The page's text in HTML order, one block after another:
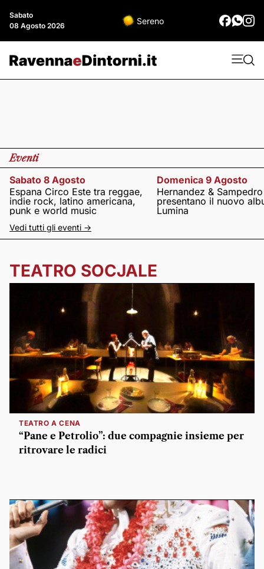
Sabato
08 Agosto 2026
Sereno
Eventi
Sabato 8 Agosto
Espana Circo Este tra reggae,
indie rock, latino americana,
punk e world music
Domenica 9 Agosto
Hernandez & Sampedro
presentano il nuovo
Lumina
Vedi tutti gli eventi ->
TEATRO SOCJALE
TEATRO A CENA
“Pane e Petrolio”: due compagnie insieme per
ritrovare le radici